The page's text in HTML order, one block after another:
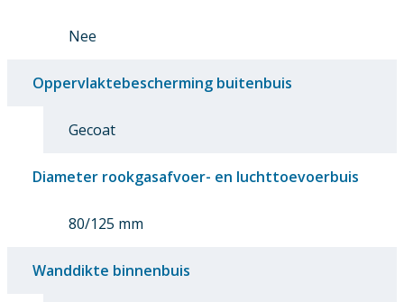
Nee
Oppervlaktebescherming buitenbuis
Gecoat
Diameter rookgasafvoer- en luchttoevoerbuis
80/125 mm
Wanddikte binnenbuis